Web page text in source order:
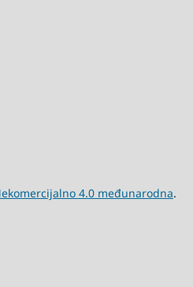
4.0 međunarodna.